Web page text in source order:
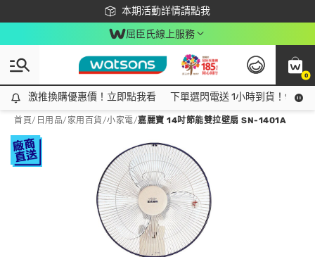
本期活動詳情請點我
下載app最高回饋$350
屈臣氏線上服務
0
激推換購優惠價！立即點我看
激推換購優惠價！立即點我看 下單選閃電送 1小時到貨！領神
首頁/ 日用品/ 家用百貨/小家電/嘉麗寶 14吋節能雙拉壁扇 SN-1401A